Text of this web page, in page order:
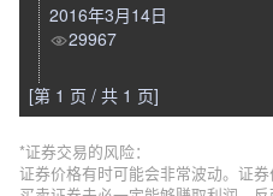
2016年3月14日
29967
[第 1 页 / 共 1 页]
*证券交易的风险：
证券价格有时可能会非常波动。证